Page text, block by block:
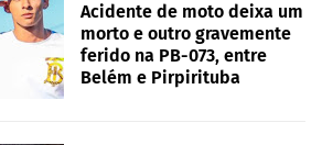
Acidente de moto deixa um
morto e outro gravemente
ferido na PB-073, entre
Belém e Pirpirituba